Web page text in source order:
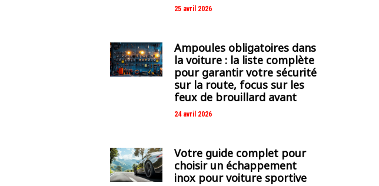
25 avril 2026
Ampoules obligatoires dans
la voiture : la liste complète
pour garantir votre sécurité
sur la route, focus sur les
feux de brouillard avant
24 avril 2026
Votre guide complet pour
choisir un échappement
inox pour voiture sportive